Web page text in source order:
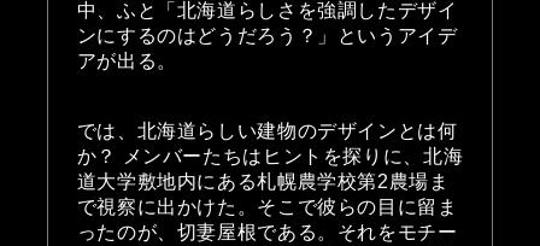
中、ふと「北海道らしさを強調したデザイ
ンにするのはどうだろう？」というアイデ
アが出る。
では、北海道らしい建物のデザインとは何
か？ メンバーたちはヒントを探りに、北海
道大学敷地内にある札幌農学校第2農場ま
で視察に出かけた。そこで彼らの目に留ま
ったのが、切妻屋根である。それをモチー